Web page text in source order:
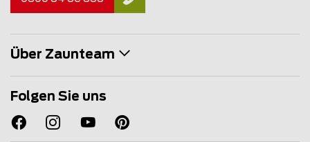
Über Zaunteam
Folgen Sie uns